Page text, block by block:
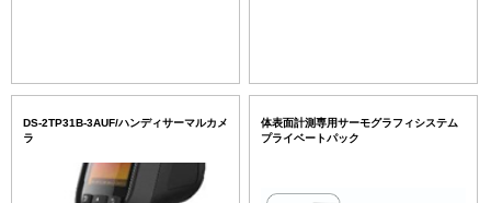
DS-2TP31B-3AUF/ハンディサーマルカメ
ラ
体表面計測専用サーモグラフィシステム
プライベートパック